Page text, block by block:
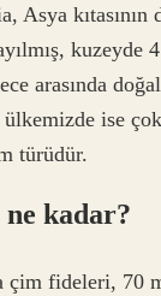
Asya kıtasının
kuzeyde
arasında
ülkemizde ise
türüdür.
kadar?
çim fideleri, 70